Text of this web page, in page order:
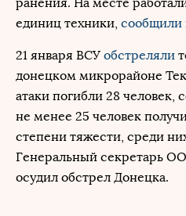
единиц техники, сообщили
21 января ВСУ обстреляли
донецком микрорайоне
атаки погибли 28
не менее 25 человек
степени тяжести, среди
Генеральный секретарь
осудил обстрел Донецка.